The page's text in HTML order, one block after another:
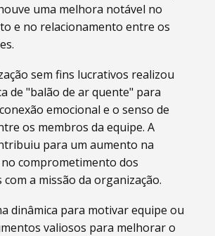
uma melhora notável no
e no relacionamento entre os
sem fins lucrativos realizou
de "balão de ar quente" para
emocional e o senso de
os membros da equipe. A
para um aumento na
comprometimento dos
a missão da organização.
dinâmica para motivar equipe ou
valiosos para melhorar o